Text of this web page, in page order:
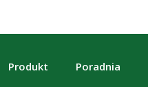
Produkt Poradnia